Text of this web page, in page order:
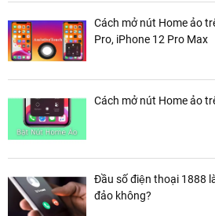
Cách mở nút Home ảo
Pro, iPhone 12 Pro Max
Cách mở nút Home ảo
Đầu số điện thoại 1888
đảo không?